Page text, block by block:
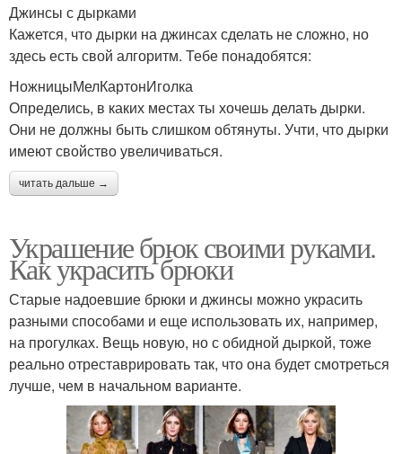
Джинсы с дырками
Кажется, что дырки на джинсах сделать не сложно, но
здесь есть свой алгоритм. Тебе понадобятся:
НожницыМелКартонИголка
Определись, в каких местах ты хочешь делать дырки.
Они не должны быть слишком обтянуты. Учти, что дырки
имеют свойство увеличиваться.
читать дальше →
Украшение брюк своими руками.
Как украсить брюки
Старые надоевшие брюки и джинсы можно украсить
разными способами и еще использовать их, например,
на прогулках. Вещь новую, но с обидной дыркой, тоже
реально отреставрировать так, что она будет смотреться
лучше, чем в начальном варианте.